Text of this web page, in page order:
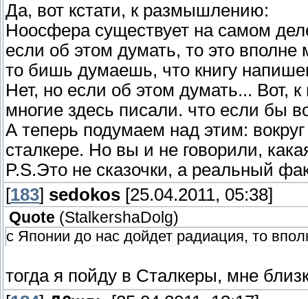
Да, вот кстати, к размышлению:
Ноосфера существует на самом
если об этом думать, то это
то бишь думаешь, что книгу
Нет, но если об этом думать... Вот,
многие здесь писали. что если бы
А теперь подумаем над этим:
сталкере. Но вы и не говорили,
P.S.Это не сказочки, а реальный
[183] sedokos [25.04.2011, 05:38]
Quote (StalkershaDolg)
с Японии до нас дойдет радиация, то
тогда я пойду в Сталкеры, мне